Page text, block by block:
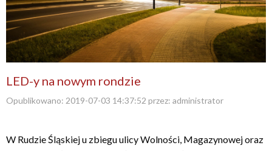
LED-y na nowym rondzie
Opublikowano: 2019-07-03 14:37:52 przez: administrator
W Rudzie Śląskiej u zbiegu ulicy Wolności, Magazynowej oraz